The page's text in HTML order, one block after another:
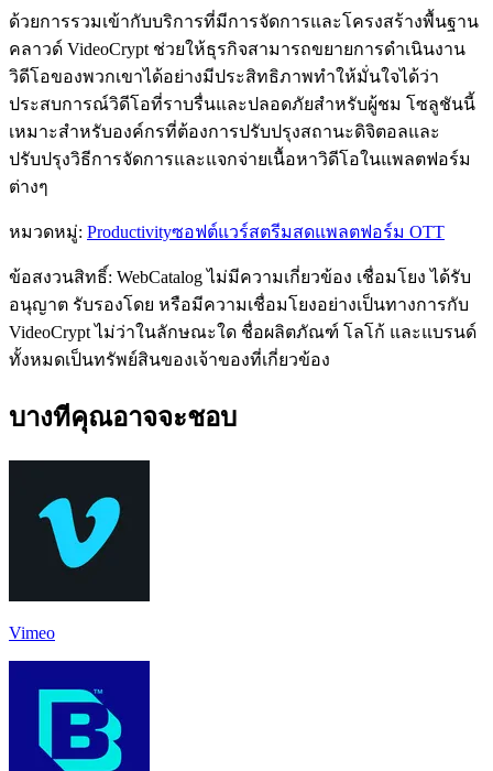
ด้วยการรวมเข้ากับบริการที่มีการจัดการและโครงสร้างพื้นฐาน
คลาวด์ VideoCrypt ช่วยให้ธุรกิจสามารถขยายการดำเนินงาน
วิดีโอของพวกเขาได้อย่างมีประสิทธิภาพทำให้มั่นใจได้ว่า
ประสบการณ์วิดีโอที่ราบรื่นและปลอดภัยสำหรับผู้ชม โซลูชันนี้
เหมาะสำหรับองค์กรที่ต้องการปรับปรุงสถานะดิจิตอลและ
ปรับปรุงวิธีการจัดการและแจกจ่ายเนื้อหาวิดีโอในแพลตฟอร์ม
ต่างๆ
หมวดหมู่: Productivityซอฟต์แวร์สตรีมสดแพลตฟอร์ม OTT
ข้อสงวนสิทธิ์: WebCatalog ไม่มีความเกี่ยวข้อง เชื่อมโยง ได้รับ
อนุญาต รับรองโดย หรือมีความเชื่อมโยงอย่างเป็นทางการกับ
VideoCrypt ไม่ว่าในลักษณะใด ชื่อผลิตภัณฑ์ โลโก้ และแบรนด์
ทั้งหมดเป็นทรัพย์สินของเจ้าของที่เกี่ยวข้อง
บางทีคุณอาจจะชอบ
Vimeo